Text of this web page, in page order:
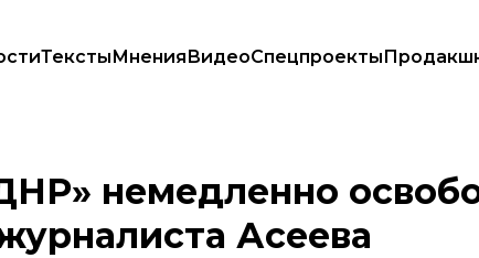
ТекстыМненияВидеоСпецпроекты
украинского журналиста Асеева
немедленно
Асеева